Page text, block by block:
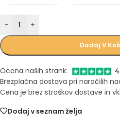
- +
Dodaj V
Ocena naših strank:
Brezplačna dostava pri naročilih
Cena je brez stroškov dostave in
Dodaj v seznam želja